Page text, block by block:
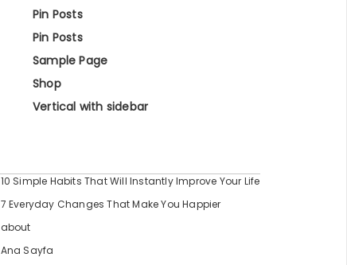
Pin Posts
Pin Posts
Sample Page
Shop
Vertical with sidebar
10 Simple Habits That Will Instantly Improve Your Life
7 Everyday Changes That Make You Happier
about
Ana Sayfa